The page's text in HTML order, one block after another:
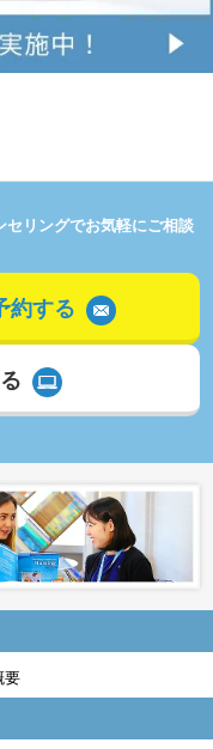
セリングでお気軽にご相談
約する
要